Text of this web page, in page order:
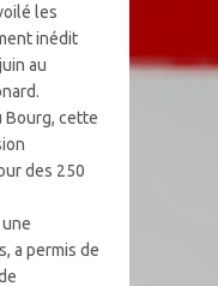
les
inédit
au
Bourg, cette
des 250
a permis de